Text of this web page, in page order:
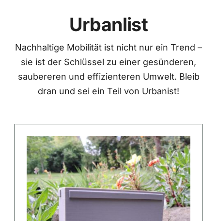
Urbanlist
Nachhaltige Mobilität ist nicht nur ein Trend –
sie ist der Schlüssel zu einer gesünderen,
saubereren und effizienteren Umwelt. Bleib
dran und sei ein Teil von Urbanist!